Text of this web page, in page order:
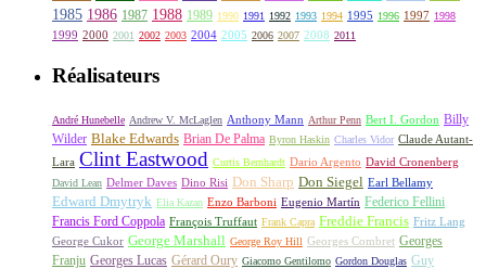
1985 1986 1987 1988 1989 1990 1991 1992 1993 1994 1995 1996 1997 1998
1999 2000 2001 2002 2003 2004 2005 2006 2007 2008 2011
Réalisateurs
André Hunebelle Andrew V. McLaglen Anthony Mann Arthur Penn Bert I. Gordon Billy
Wilder Blake Edwards Brian De Palma Byron Haskin Charles Vidor Claude Autant-
Lara Clint Eastwood Curtis Bernhardt Dario Argento David Cronenberg
David Lean Delmer Daves Dino Risi Don Sharp Don Siegel Earl Bellamy
Edward Dmytryk Elia Kazan Enzo Barboni Eugenio Martín Federico Fellini
Francis Ford Coppola François Truffaut Frank Capra Freddie Francis Fritz Lang
George Cukor George Marshall George Roy Hill Georges Combret Georges
Franju Georges Lucas Gérard Oury Giacomo Gentilomo Gordon Douglas Guy